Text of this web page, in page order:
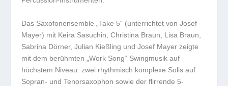
Das Saxofonensemble „Take 5“ (unterrichtet von Josef
Mayer) mit Keira Sasuchin, Christina Braun, Lisa Braun,
Sabrina Dörner, Julian Kießling und Josef Mayer zeigte
mit dem berühmten „Work Song“ Swingmusik auf
höchstem Niveau: zwei rhythmisch komplexe Solis auf
Sopran- und Tenorsaxophon sowie der flirrende 5-